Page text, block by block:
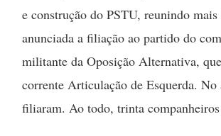
e construção do PSTU, reunindo
anunciada a filiação ao partido do
militante da Oposição Alternativa,
corrente Articulação de Esquerda.
filiaram. Ao todo, trinta